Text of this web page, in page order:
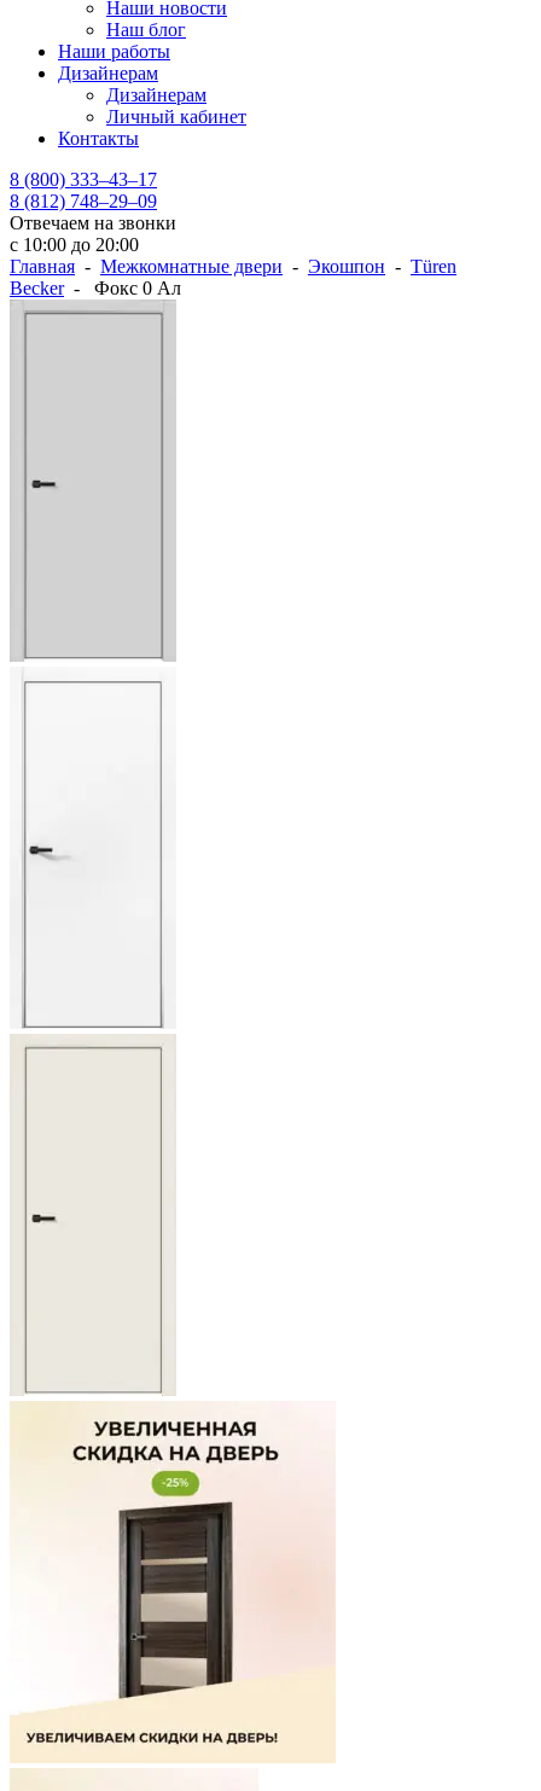
Наши новости
Наш блог
Наши работы
Дизайнерам
Дизайнерам
Личный кабинет
Контакты
8 (800) 333–43–17
8 (812) 748–29–09
Отвечаем на звонки
с 10:00 до 20:00
Главная - Межкомнатные двери - Экошпон - Türen
Becker- Фокс 0 Ал